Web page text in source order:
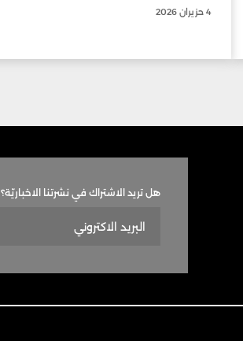
4 حزيران 2026
هل تريد الاشتراك في نشرتنا الاخباريّة؟